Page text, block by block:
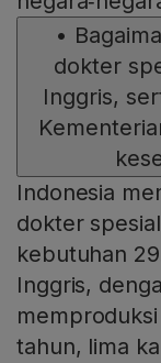
•
dokter
Inggris,
Indonesia
dokter
kebutuhan
Inggris,
tahun, lima